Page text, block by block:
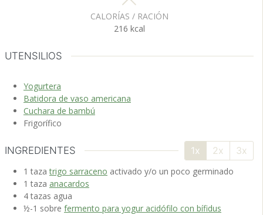
CALORÍAS / RACIÓN
216 kcal
UTENSILIOS
Yogurtera
Batidora de vaso americana
Cuchara de bambú
Frigorífico
INGREDIENTES 1x 2x 3x
1 taza trigo sarraceno activado y/o un poco germinado
1 taza anacardos
4 tazas agua
½-1 sobre fermento para yogur acidófilo con bífidus